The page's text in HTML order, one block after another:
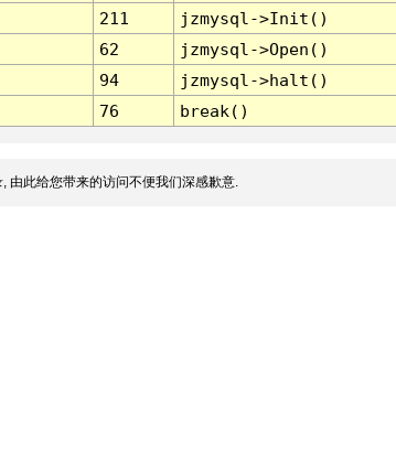
211
jzmysql->Init()
62
jzmysql->Open()
94
jzmysql->halt()
76 break()
由此给您带来的访问不便我们深感歉意.